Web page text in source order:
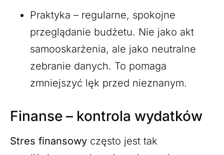
Praktyka – regularne, spokojne
przeglądanie budżetu. Nie jako akt
samooskarżenia, ale jako neutralne
zebranie danych. To pomaga
zmniejszyć lęk przed nieznanym.
Finanse – kontrola wydatków
Stres finansowy często jest tak